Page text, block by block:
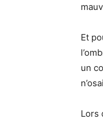
Et
un
Lors